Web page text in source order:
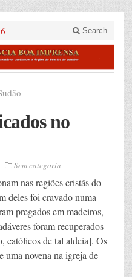
Search
no
Sem categoria
nas regiões cristãs do
deles foi cravado numa
pregados em madeiros,
foram recuperados
católicos de tal aldeia]. Os
uma novena na igreja de